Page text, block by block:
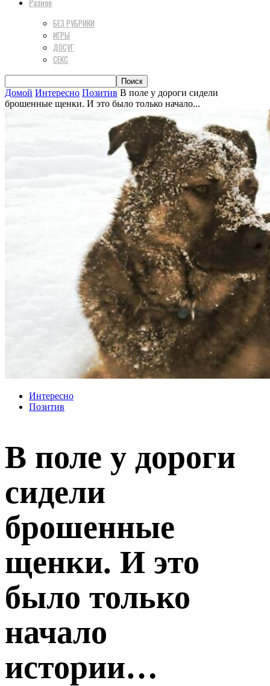
БЕЗ РУБРИКИ
ИГРЫ
ДОСУГ
СЕКС
Домой Интересно Позитив В поле у дороги сидели
брошенные щенки. И это было только начало...
Интересно
Позитив
В поле у дороги
сидели
брошенные
щенки. И это
было только
начало
истории…